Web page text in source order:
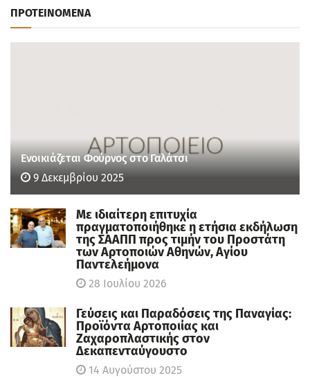
ΠΡΟΤΕΙΝΟΜΕΝΑ
Ενοικιάζεται Φούρνος στο Γαλάτσι
9 Δεκεμβρίου 2025
Με ιδιαίτερη επιτυχία
πραγματοποιήθηκε η ετήσια εκδήλωση
της ΣΑΑΠΠ προς τιμήν του Προστάτη
των Αρτοποιών Αθηνών, Αγίου
Παντελεήμονα
28 Ιουλίου 2026
Γεύσεις και Παραδόσεις της Παναγίας:
Προϊόντα Αρτοποιίας και
Ζαχαροπλαστικής στον
Δεκαπενταύγουστο
14 Αυγούστου 2025